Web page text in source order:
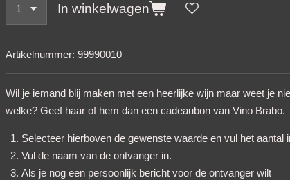
In winkelwagen
Artikelnummer: 99990010
Wil je iemand blij maken met een heerlijke wijn maar weet je
welke? Geef haar of hem dan een cadeaubon van Vino Brabo.
Selecteer hierboven de gewenste waarde en vul het aantal
Vul de naam van de ontvanger in.
Als je nog een persoonlijk bericht voor de ontvanger wilt